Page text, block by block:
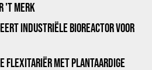
'T MERK
INDUSTRIËLE BIOREACTOR VOOR
FLEXITARIËR MET PLANTAARDIGE